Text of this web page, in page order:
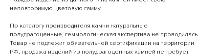
неповторимую цветовую гамму.
По каталогу производителя камни натуральные
полудрагоценные, геммологическая экспертиза не проводилась.
Товар не подлежит обязательной сертификации на территории
РФ, продажа изделий из полудрагоценных камней не требует